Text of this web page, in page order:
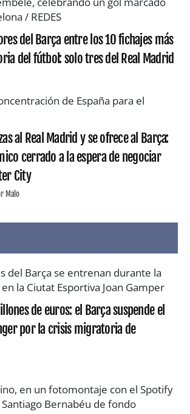
del Barça entre los 10 fichajes más
del fútbol: solo tres del Real Madrid
al Real Madrid y se ofrece al Barça:
cerrado a la espera de negociar
City
Malo
de euros: el Barça suspende el
por la crisis migratoria de